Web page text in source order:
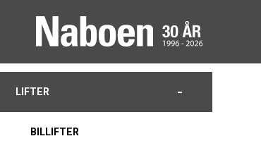
LIFTER -
BILLIFTER